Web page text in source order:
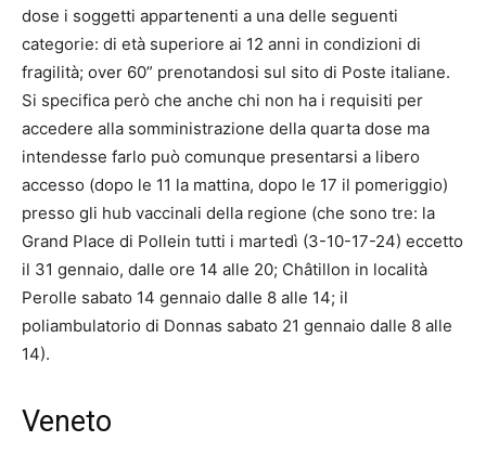
dose i soggetti appartenenti a una delle seguenti
categorie: di età superiore ai 12 anni in condizioni di
fragilità; over 60” prenotandosi sul sito di Poste italiane.
Si specifica però che anche chi non ha i requisiti per
accedere alla somministrazione della quarta dose ma
intendesse farlo può comunque presentarsi a libero
accesso (dopo le 11 la mattina, dopo le 17 il pomeriggio)
presso gli hub vaccinali della regione (che sono tre: la
Grand Place di Pollein tutti i martedì (3-10-17-24) eccetto
il 31 gennaio, dalle ore 14 alle 20; Châtillon in località
Perolle sabato 14 gennaio dalle 8 alle 14; il
poliambulatorio di Donnas sabato 21 gennaio dalle 8 alle
14).
Veneto